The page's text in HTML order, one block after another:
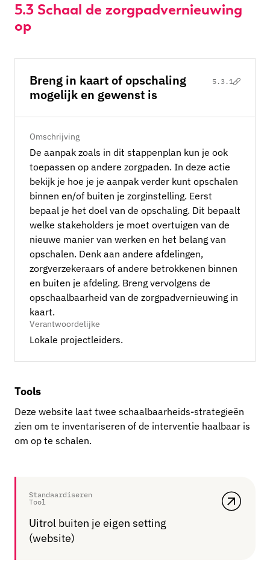
5.3 Schaal de zorgpadvernieuwing
op
Breng in kaart of opschaling
mogelijk en gewenst is
5.3.1
Omschrijving
De aanpak zoals in dit stappenplan kun je ook
toepassen op andere zorgpaden. In deze actie
bekijk je hoe je je aanpak verder kunt opschalen
binnen en/of buiten je zorginstelling. Eerst
bepaal je het doel van de opschaling. Dit bepaalt
welke stakeholders je moet overtuigen van de
nieuwe manier van werken en het belang van
opschalen. Denk aan andere afdelingen,
zorgverzekeraars of andere betrokkenen binnen
en buiten je afdeling. Breng vervolgens de
opschaalbaarheid van de zorgpadvernieuwing in
kaart.
Verantwoordelijke
Lokale projectleiders.
Tools
Deze website laat twee schaalbaarheids-strategieën
zien om te inventariseren of de interventie haalbaar is
om op te schalen.
Standaardiseren
Tool
Uitrol buiten je eigen setting
(website)